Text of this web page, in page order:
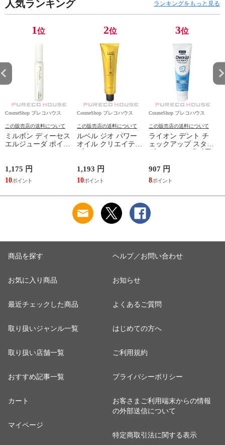
人気ランキング ランキングをもっと見る
1位
CosmeShop プレコハウス
この販売店の送料について
ミルボン ディーセス
エルジューダ ポイン
15ml
1,175 円
10
2位
CosmeShop プレコハウス
この販売店の送料について
ルベル ジオ パワー
オイル クリエイティ
1,193 円
10
3位
CosmeShop プレコハウス
この販売店の送料について
ライオン デント チ
ェックアップ スタン
ドピュアミント
907 円
8
商品を探す
お気に入り商品
最近チェックした商品
取り扱いジャンル一覧
取り扱い店舗一覧
おすすめ記事一覧
カート
マイページ
ヘルプ／お問い合わせ
お知らせ
よくあるご質問
はじめての方へ
ご利用規約
プライバシーポリシー
お客さまご利用端末からの情報
の外部送信について
特定商取引法に関する表示